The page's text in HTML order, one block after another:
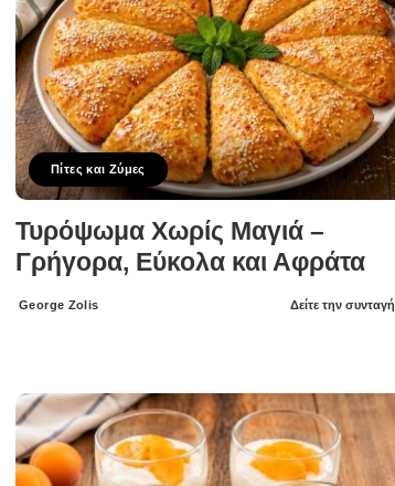
Πίτες και Ζύμες
Τυρόψωμα Χωρίς Μαγιά –
Γρήγορα, Εύκολα και Αφράτα
Posted
George Zolis Δείτε την συνταγή